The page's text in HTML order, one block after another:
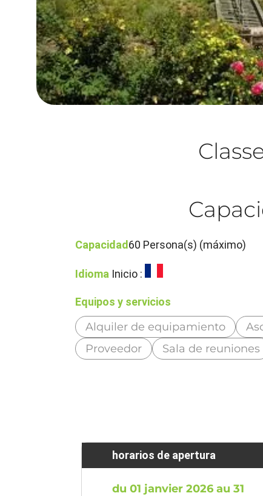
Capacidad60 Persona(s) (máximo)
Idioma Inicio :
Equipos y servicios
Alquiler de equipamiento
Proveedor
Sala de reuniones
horarios de apertura
du 01 janvier 2026 au 31